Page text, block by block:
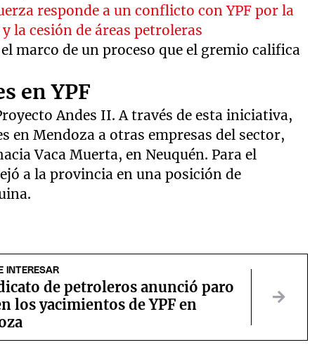
responde a un conflicto con YPF por la
la cesión de áreas petroleras
marco de un proceso que el gremio califica
en YPF
Andes II. A través de esta iniciativa,
en Mendoza a otras empresas del sector,
Vaca Muerta, en Neuquén. Para el
a la provincia en una posición de
INTERESAR
de petroleros anunció paro
los yacimientos de YPF en